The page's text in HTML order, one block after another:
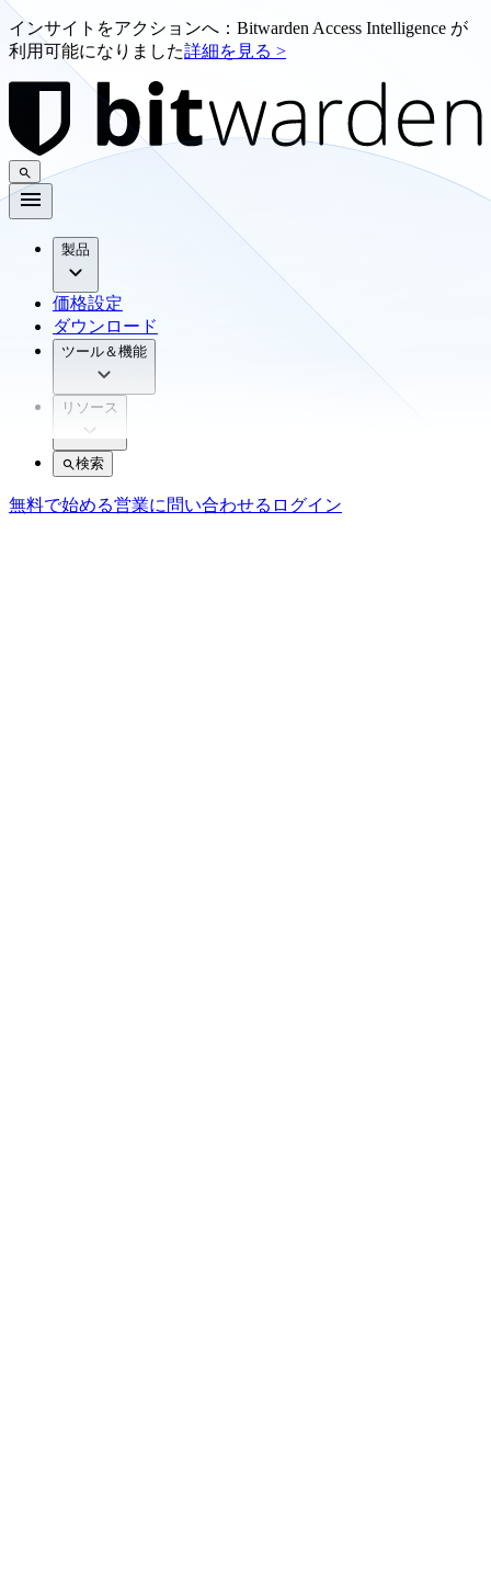
インサイトをアクションへ：Bitwarden Access Intelligence が
利用可能になりました詳細を見る >
製品
価格設定
ダウンロード
ツール＆機能
リソース
検索
無料で始める営業に問い合わせる ログイン